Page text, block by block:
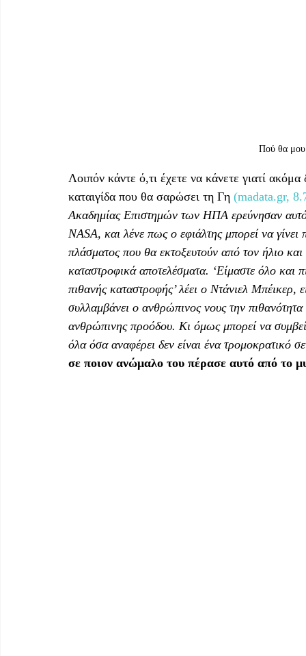
Πού θα
Λοιπόν κάντε ό,τι έχετε να κάνετε γιατί
καταιγίδα που θα σαρώσει τη Γη (madata.gr,
Ακαδημίας Επιστημών των ΗΠΑ ερεύνησαν
NASA, και λένε πως ο εφιάλτης μπορεί να
πλάσματος που θα εκτοξευτούν από τον ήλιο
καταστροφικά αποτελέσματα. ‘Είμαστε όλο και
πιθανής καταστροφής’ λέει ο Ντάνιελ
συλλαμβάνει ο ανθρώπινος νους την
ανθρώπινης προόδου. Κι όμως μπορεί να
όλα όσα αναφέρει δεν είναι ένα τρομοκρατικό
σε ποιον ανώμαλο του πέρασε αυτό από το